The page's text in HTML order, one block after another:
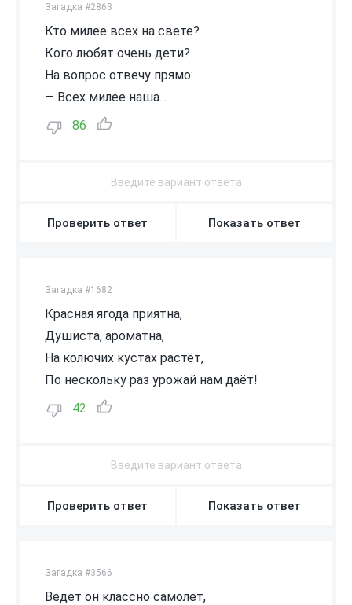
Загадка #2863
Кто милее всех на свете?
Кого любят очень дети?
На вопрос отвечу прямо:
— Всех милее наша...
86
Проверить ответ Показать ответ
Загадка #1682
Красная ягода приятна,
Душиста, ароматна,
На колючих кустах растёт,
По нескольку раз урожай нам даёт!
42
Проверить ответ Показать ответ
Загадка #3566
Ведет он классно самолет,